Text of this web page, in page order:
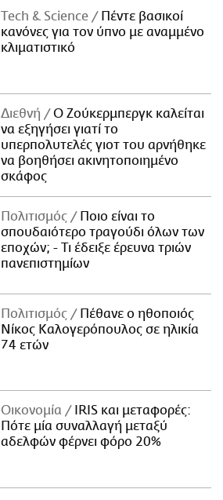
Τech & Science
Πέντε βασικοί
κανόνες για τον ύπνο με αναμμένο
κλιματιστικό
Διεθνή
Ο Ζούκερμπεργκ καλείται
να εξηγήσει γιατί το
υπερπολυτελές γιοτ του αρνήθηκε
να βοηθήσει ακινητοποιημένο
σκάφος
Πολιτισμός
Ποιο είναι το
σπουδαιότερο τραγούδι όλων των
εποχών; - Τι έδειξε έρευνα τριών
πανεπιστημίων
Πολιτισμός
Πέθανε ο ηθοποιός
Νίκος Καλογερόπουλος σε ηλικία
74 ετών
Οικονομία
IRIS και μεταφορές:
Πότε μία συναλλαγή μεταξύ
αδελφών φέρνει φόρο 20%